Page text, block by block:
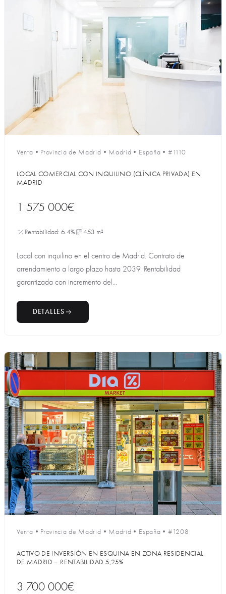
Venta • Provincia de Madrid • Madrid • España •#1110
LOCAL COMERCIAL CON INQUILINO (CLÍNICA PRIVADA) EN
MADRID
1 575 000€
Rentabilidad: 6.4% 453 m²
Local con inquilino en el centro de Madrid. Contrato de
arrendamiento a largo plazo hasta 2039. Rentabilidad
garantizada con incremento del...
DETALLES
Venta • Provincia de Madrid • Madrid • España •#1208
ACTIVO DE INVERSIÓN EN ESQUINA EN ZONA RESIDENCIAL
DE MADRID – RENTABILIDAD 5,25%
3 700 000€